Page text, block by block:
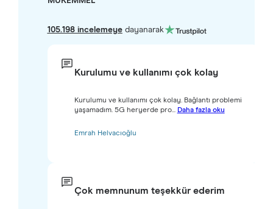
105.198 incelemeyedayanarak
Kurulumu ve kullanımı çok kolay
Kurulumu ve kullanımı çok kolay. Bağlantı problemi
yaşamadım. 5G heryerde pro... Daha fazla oku
Emrah Helvacıoğlu
Çok memnunum teşekkür ederim